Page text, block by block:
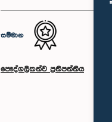
සම්මාන
පෞද්ගලිකත්ව ප්‍රතිපත්තිය